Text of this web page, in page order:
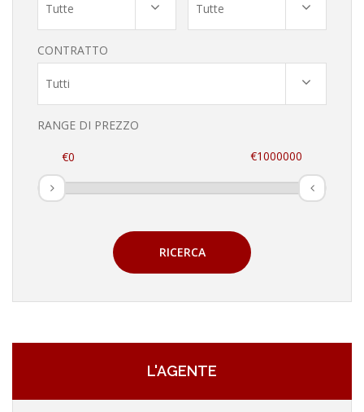
Tutte Tutte
CONTRATTO
Tutti
RANGE DI PREZZO
RICERCA
L'AGENTE